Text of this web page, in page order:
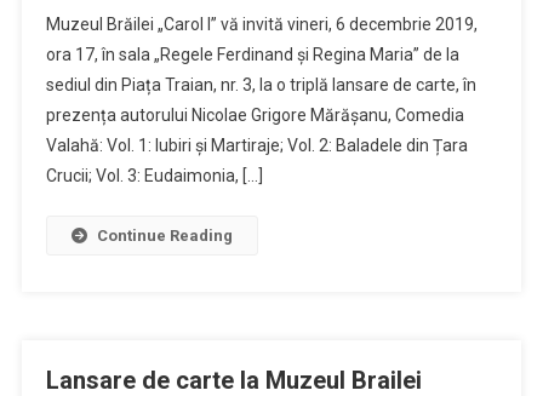
Muzeul Brăilei „Carol I” vă invită vineri, 6 decembrie 2019,
ora 17, în sala „Regele Ferdinand și Regina Maria” de la
sediul din Piața Traian, nr. 3, la o triplă lansare de carte, în
prezența autorului Nicolae Grigore Mărășanu, Comedia
Valahă: Vol. 1: Iubiri și Martiraje; Vol. 2: Baladele din Țara
Crucii; Vol. 3: Eudaimonia, […]
Continue Reading
Lansare de carte la Muzeul Brailei